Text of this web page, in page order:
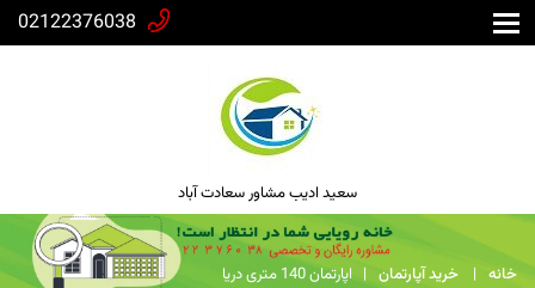
02122376038
سعید ادیب مشاور سعادت آباد
خانه خرید آپارتمان اپارتمان 140 متری دریا